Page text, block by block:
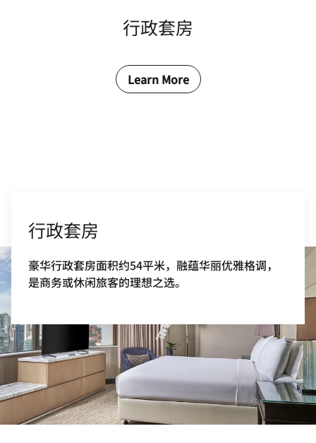
行政套房
Learn More
行政套房
豪华行政套房面积约54平米，融蕴华丽优雅格调，
是商务或休闲旅客的理想之选。